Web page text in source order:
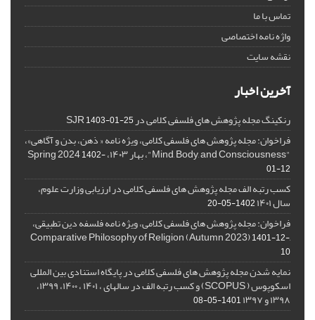
تماس با ما
واژه نامه اختصاصی
نقشه سایت
آخرین اخبار
رنکینگ مجله پژوهش های فلسفی کلامی در SJR1403-01-25
فراخوان: مجله پژوهش های فلسفی کلامی، ویژه نامه « ذهن، بدن و آگاهی»،
"Mind, Body, and Consciousness"، بهار ۱۴۰۳، Spring 2024
1402-
01-12
کسب رتبه الف مجله پژوهش های فلسفی کلامی در ارزیابی وزارت علوم،
سال ۱۴۰۱ 1402-05-20
فراخوان: مجله پژوهش های فلسفی کلامی، ویژه نامه فلسفه دین تطبیقی،
,Comparative Philosophy of Religion (Autumn 2023)
1401-12-
10
نمایه شدن مجله پژوهش های فلسفی کلامی در پایگاه استنادی بین المللی
اسکوپوس ( SCOPUS) و کسب رتبه الف در سالهای ، ۱۴۰۱ ، ۱۴۰۰، ۱۳۹۹،
۱۳۹۸ و ۱۳۹۷ 1401-05-08